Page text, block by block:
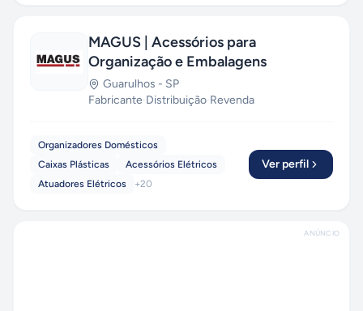
MAGUS | Acessórios para
Organização e Embalagens
Guarulhos - SP
Fabricante·Distribuição·Revenda
Organizadores Domésticos
Caixas Plásticas
Acessórios Elétricos
Atuadores Elétricos
+20
Ver perfil
ANÚNCIO